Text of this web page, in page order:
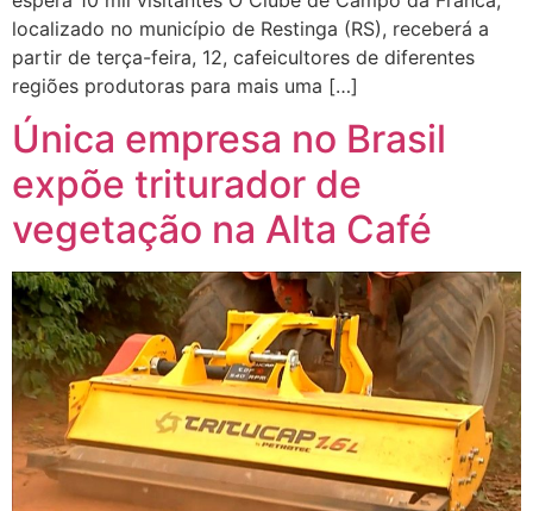
localizado no município de Restinga (RS), receberá a
partir de terça-feira, 12, cafeicultores de diferentes
regiões produtoras para mais uma […]
Única empresa no Brasil
expõe triturador de
vegetação na Alta Café